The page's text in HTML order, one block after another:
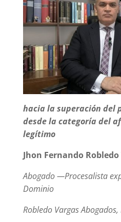
hacia la superación del
desde la categoría del
legítimo
Jhon Fernando Robledo
Abogado —Procesalista
Dominio
Robledo Vargas